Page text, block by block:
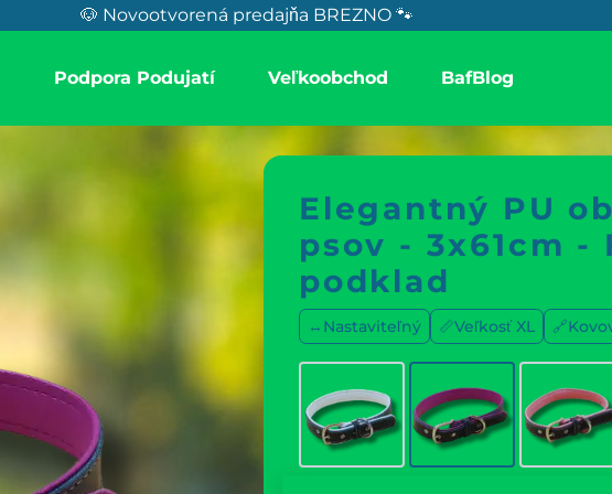
🐶 Novootvorená predajňa BREZNO 🐾
Podpora Podujatí Veľkoobchod BafBlog
Elegantný PU
psov - 3x61cm -
podklad
↔️Nastaviteľný 📏Veľkosť XL